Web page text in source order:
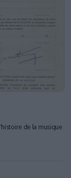
de la musique